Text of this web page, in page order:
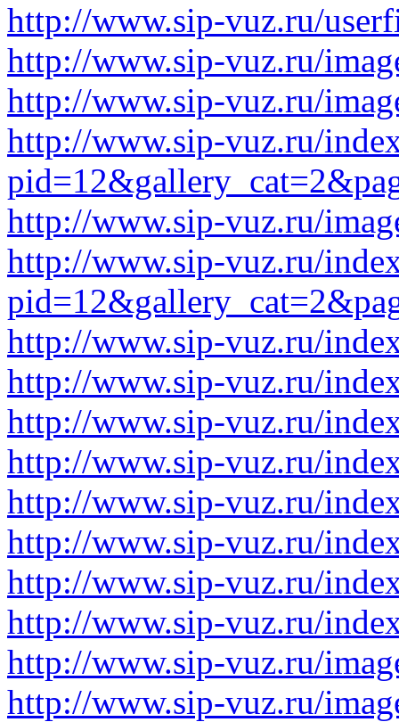
http://www.sip-vuz.ru/
http://www.sip-vuz.ru/
http://www.sip-vuz.ru/
http://www.sip-vuz.ru/
http://www.sip-vuz.ru/
http://www.sip-vuz.ru/
http://www.sip-vuz.ru/
http://www.sip-vuz.ru/
http://www.sip-vuz.ru/
http://www.sip-vuz.ru/
http://www.sip-vuz.ru/
http://www.sip-vuz.ru/
http://www.sip-vuz.ru/
http://www.sip-vuz.ru/
http://www.sip-vuz.ru/
http://www.sip-vuz.ru/